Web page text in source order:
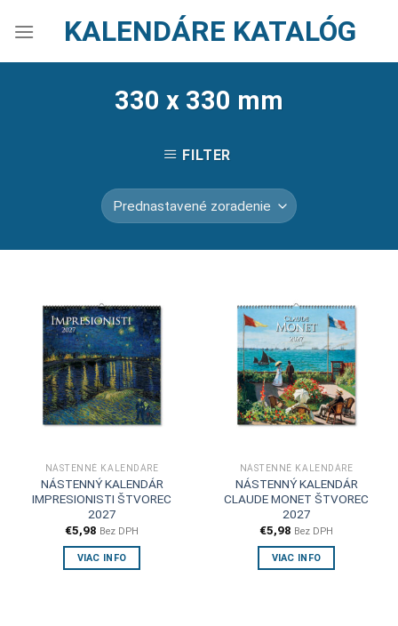
KALENDÁRE KATALÓG
330 x 330 mm
FILTER
NÁSTENNÉ KALENDÁRE
NÁSTENNÝ KALENDÁR
IMPRESIONISTI ŠTVOREC
2027
€5,98 Bez DPH
VIAC INFO
NÁSTENNÉ KALENDÁRE
NÁSTENNÝ KALENDÁR
CLAUDE MONET ŠTVOREC
2027
€5,98 Bez DPH
VIAC INFO